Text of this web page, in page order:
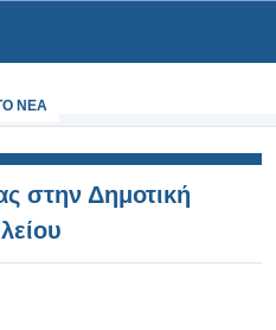
NEA
στην Δημοτική